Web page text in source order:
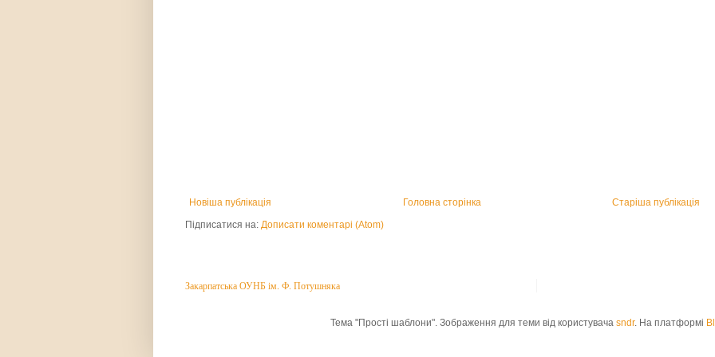
Новіша публікація Старіша публікація
Головна сторінка
Підписатися на: Дописати коментарі (Atom)
Закарпатська ОУНБ ім. Ф. Потушняка
Тема "Прості шаблони". Зображення для теми від користувача sndr. На платформі